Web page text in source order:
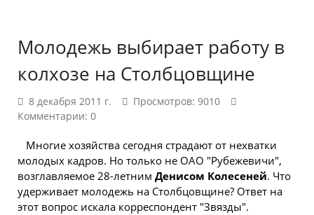
Молодежь выбирает работу в
колхозе на Столбцовщине
8 декабря 2011 г.
Просмотров: 9010
Комментарии: 0
Многие хозяйства сегодня страдают от нехватки
молодых кадров. Но только не ОАО "Рубежевичи",
возглавляемое 28-летним Денисом Колесеней. Что
удерживает молодежь на Столбцовщине? Ответ на
этот вопрос искала корреспондент "Звязды".